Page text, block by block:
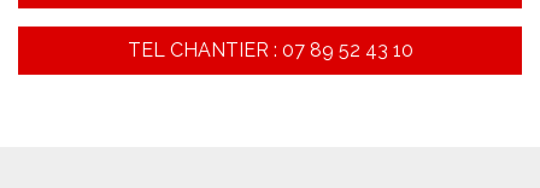
TEL CHANTIER : 07 89 52 43 10